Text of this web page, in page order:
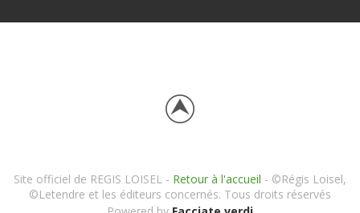
Site officiel de REGIS LOISEL - Retour à l'accueil - ©Régis Loisel,
©Letendre et les éditeurs concernés. Tous droits réservés